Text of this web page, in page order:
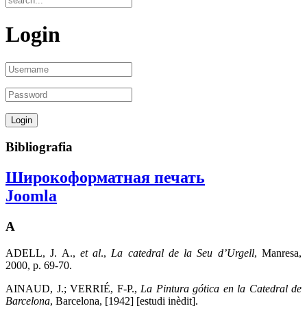
Login
Bibliografia
Широкоформатная печать
Joomla
A
ADELL, J. A., et al., La catedral de la Seu d’Urgell, Manresa,
2000, p. 69-70.
AINAUD, J.; VERRIÉ, F-P., La Pintura gótica en la Catedral de
Barcelona, Barcelona, [1942] [estudi inèdit].